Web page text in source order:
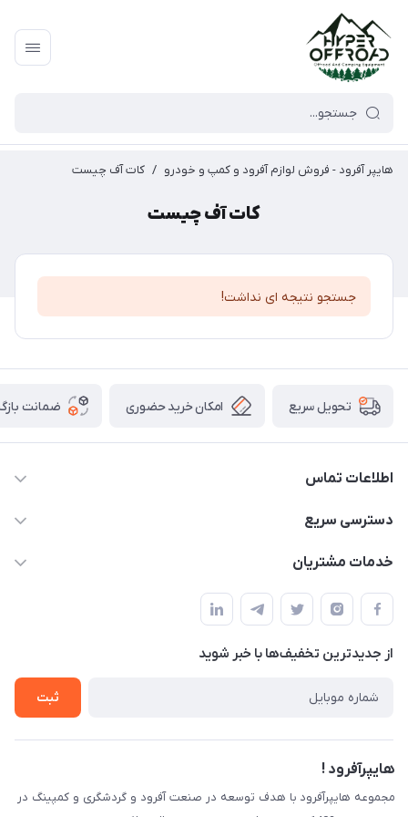
هایپر آفرود - فروش لوازم آفرود و کمپ و خودرو / کات آف چیست
کات آف چیست
جستجو نتیجه ای نداشت!
تحویل سریع امکان خرید حضوری ضمانت
اطلاعات تماس
09120582600
دسترسی سریع
حساب کاربری
لیست محصولات
درباره ما
خدمات مشتریان
قوانین و مقررات
حریم خصوصی
راهنما
از جدید‌ترین تخفیف‌ها با‌ خبر شوید
ثبت
هایپرآفرود !
مجموعه هایپرآفرود با هدف توسعه در صنعت آفرود و گردشگری و کمپینگ در